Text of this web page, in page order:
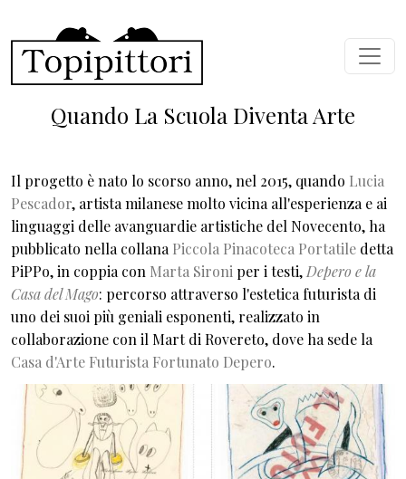
Quando La Scuola Diventa Arte
Il progetto è nato lo scorso anno, nel 2015, quando Lucia
Pescador, artista milanese molto vicina all'esperienza e ai
linguaggi delle avanguardie artistiche del Novecento, ha
pubblicato nella collana Piccola Pinacoteca Portatile detta
PiPPo, in coppia con Marta Sironi per i testi, Depero e la
Casa del Mago: percorso attraverso l'estetica futurista di
uno dei suoi più geniali esponenti, realizzato in
collaborazione con il Mart di Rovereto, dove ha sede la
Casa d'Arte Futurista Fortunato Depero.